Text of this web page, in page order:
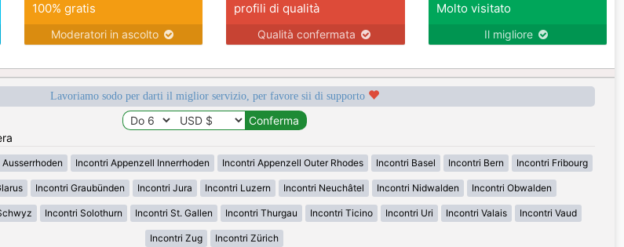
100% gratis
Moderatori in ascolto
profili di qualità
Qualità confermata
Molto visitato
Il migliore
Lavoriamo sodo per darti il miglior servizio, per favore sii di supporto
Incontri Appenzell Innerrhoden Incontri Appenzell Outer Rhodes Incontri Basel Incontri Bern Incontri Fribourg
Incontri Graubünden Incontri Jura Incontri Luzern Incontri Neuchâtel Incontri Nidwalden Incontri Obwalden
Incontri Solothurn Incontri St. Gallen Incontri Thurgau Incontri Ticino Incontri Uri Incontri Valais Incontri Vaud
Incontri Zug Incontri Zürich